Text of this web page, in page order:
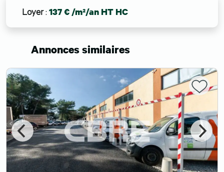
Loyer: 137 € /m²/an HT HC
Annonces similaires